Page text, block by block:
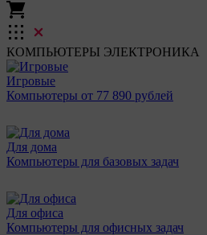
КОМПЬЮТЕРЫ ЭЛЕКТРОНИКА
Игровые
Компьютеры от 77 890 рублей
Для дома
Компьютеры для базовых задач
Для офиса
Компьютеры для офисных задач